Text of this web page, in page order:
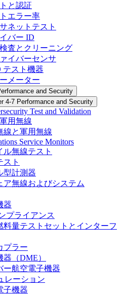
と認証
エラー率
ネットテスト
バー ID
査とクリーニング
イバーセンサ
テスト機器
メーター
and Security
4-7 Performance and Security
Test and Validation
用無線
線と軍用無線
Service Monitors
ル無線テスト
スト
型計測器
ア無線およびシステム
器
プライアンス
料量テストセットとインターフ
プラー
（DME）
ー航空電子機器
レーション
子機器